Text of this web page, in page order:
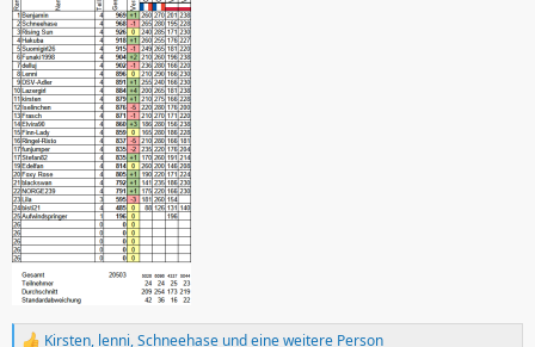
Kirsten, lenni,Schneehase und eine weitere Person